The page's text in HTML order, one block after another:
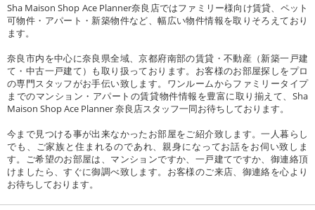
Sha Maison Shop Ace Planner奈良店ではファミリー様向け賃貸、ペット
可物件・アパート・新築物件など、幅広い物件情報を取りそろえており
ます。
奈良市内を中心に奈良県全域、京都府南部の賃貸・不動産（新築一戸建
て・中古一戸建て）も取り扱っております。お客様のお部屋探しをプロ
の専門スタッフがお手伝い致します。ワンルームからファミリータイプ
までのマンション・アパートの賃貸物件情報を豊富に取り揃えて、Sha
Maison Shop Ace Planner 奈良店スタッフ一同お待ちしております。
今まで見つける事が出来なかったお部屋をご紹介致します。一人暮らし
でも、ご家族と住まれるのであれ、親身になってお話をお伺い致しま
す。ご希望のお部屋は、マンションですか、一戸建てですか、御連絡頂
けましたら、すぐに御調べ致します。お客様のご来店、御連絡を心より
お待ちしております。